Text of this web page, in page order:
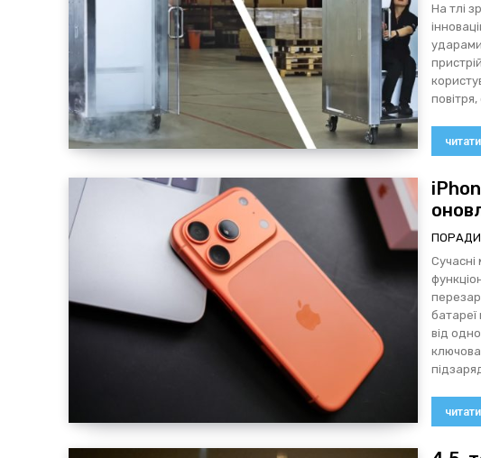
На тлі
ПОРАДИ
від